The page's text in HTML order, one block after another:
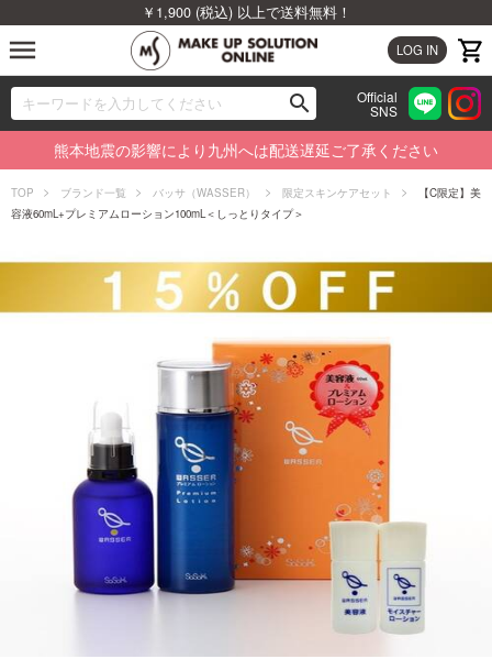
￥1,900 (税込) 以上で送料無料！
LOG IN
menu
search
00
Official
SNS
ブランドから探す
カテゴリから探す
ランキングから探す
ビューティジャーナルから探す
ご利用ガイド
お問い合わせ
熊本地震の影響により九州へは配送遅延ご了承ください
TOP ブランド一覧 バッサ（WASSER） 限定スキンケアセット
【C限定】美
容液60mL+プレミアムローション100mL＜しっとりタイプ＞